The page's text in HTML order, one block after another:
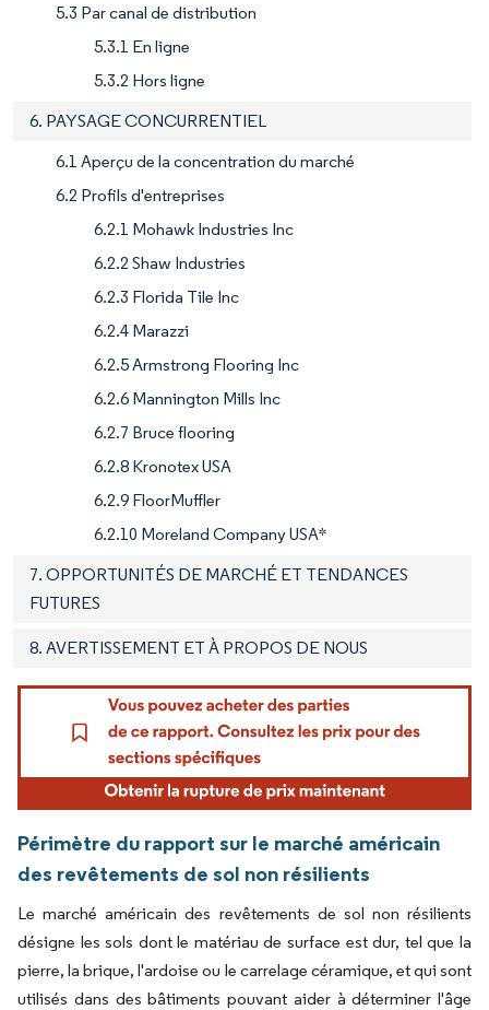
5.3 Par canal de distribution
5.3.1 En ligne
5.3.2 Hors ligne
6. PAYSAGE CONCURRENTIEL
6.1 Aperçu de la concentration du marché
6.2 Profils d'entreprises
6.2.1 Mohawk Industries Inc
6.2.2 Shaw Industries
6.2.3 Florida Tile Inc
6.2.4 Marazzi
6.2.5 Armstrong Flooring Inc
6.2.6 Mannington Mills Inc
6.2.7 Bruce flooring
6.2.8 Kronotex USA
6.2.9 FloorMuffler
6.2.10 Moreland Company USA*
7. OPPORTUNITÉS DE MARCHÉ ET TENDANCES
FUTURES
8. AVERTISSEMENT ET À PROPOS DE NOUS
Périmètre du rapport sur le marché américain
des revêtements de sol non résilients
Le marché américain des revêtements de sol non résilients
désigne les sols dont le matériau de surface est dur, tel que la
pierre, la brique, l'ardoise ou le carrelage céramique, et qui sont
utilisés dans des bâtiments pouvant aider à déterminer l'âge